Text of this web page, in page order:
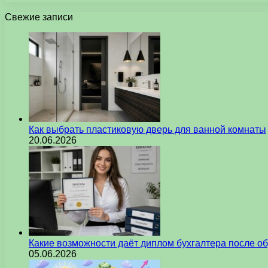
Свежие записи
Как выбрать пластиковую дверь для ванной комнаты
20.06.2026
Какие возможности даёт диплом бухгалтера после
05.06.2026